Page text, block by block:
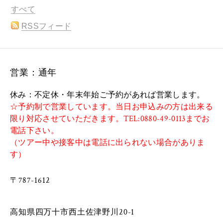
すべて
RSSフィード
営業：通年
休み：不定休・年末年始ご予約があれば営業します。
☆予約制で営業しています。当日お申込みの方は出来る
限り対応させていただきます。TEL:0880-49-0113までお
電話下さい。
（ツアー中や接客中は電話に出られない場合がありま
す）
〒787-1612
​高知県四万十市西土佐津野川20-1